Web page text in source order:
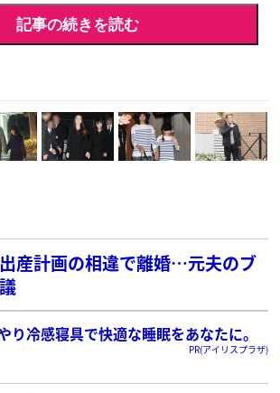
記事の続きを読む
産計画の相違で離婚…元夫のブ
り冷感寝具で快適な睡眠をあなたに。
PR(アイリスプラザ)